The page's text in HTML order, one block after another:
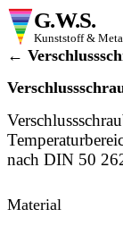
G.W.S.
Kunststoff &
←
nach DIN 50
Material